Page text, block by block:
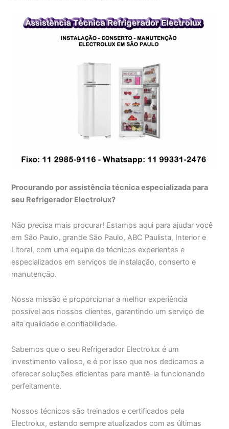
Procurando por assistência técnica especializada para
seu Refrigerador Electrolux?
Não precisa mais procurar! Estamos aqui para ajudar você
em São Paulo, grande São Paulo, ABC Paulista, Interior e
Litoral, com uma equipe de técnicos experientes e
especializados em serviços de instalação, conserto e
manutenção.
Nossa missão é proporcionar a melhor experiência
possível aos nossos clientes, garantindo um serviço de
alta qualidade e confiabilidade.
Sabemos que o seu Refrigerador Electrolux é um
investimento valioso, e é por isso que nos dedicamos a
oferecer soluções eficientes para mantê-la funcionando
perfeitamente.
Nossos técnicos são treinados e certificados pela
Electrolux, estando sempre atualizados com as últimas